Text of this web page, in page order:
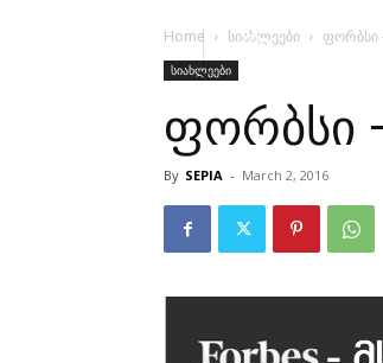
Home სიახლეები ფორბსი
სიახლეები
ფორბსი
By SEPIA - March 2, 2016